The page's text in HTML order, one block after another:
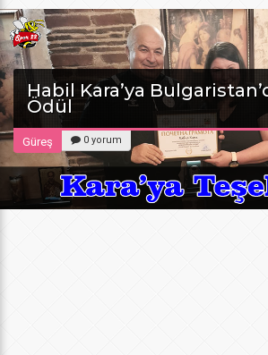
Habil Kara’ya
Ödül
Güreş 0 yorum